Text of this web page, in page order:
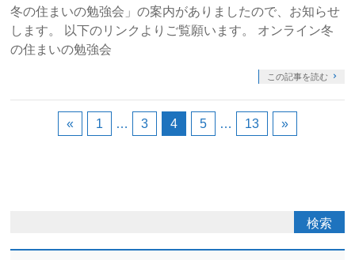
冬の住まいの勉強会」の案内がありましたので、お知らせ
します。 以下のリンクよりご覧願います。 オンライン冬
の住まいの勉強会
この記事を読む
« 1 … 3 4 5 … 13 »